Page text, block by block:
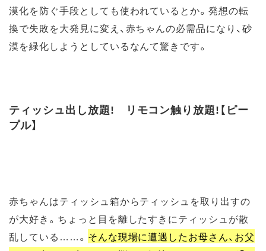
漠化を防ぐ手段としても使われているとか。発想の転
換で失敗を大発見に変え、赤ちゃんの必需品になり、砂
漠を緑化しようとしているなんて驚きです。
ティッシュ出し放題! リモコン触り放題!【ピー
プル】
赤ちゃんはティッシュ箱からティッシュを取り出すの
が大好き。ちょっと目を離したすきにティッシュが散
乱している……。 そんな現場に遭遇したお母さん、お父